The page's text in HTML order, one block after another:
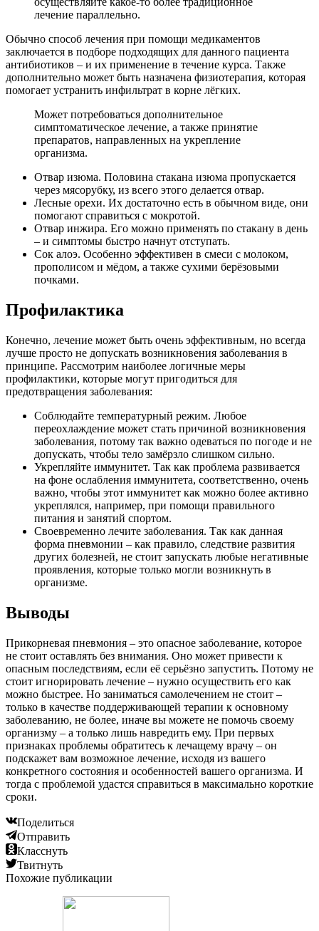
лечение параллельно.
Обычно способ лечения при помощи медикаментов
заключается в подборе подходящих для данного пациента
антибиотиков – и их применение в течение курса. Также
дополнительно может быть назначена физиотерапия, которая
помогает устранить инфильтрат в корне лёгких.
Может потребоваться дополнительное
симптоматическое лечение, а также принятие
препаратов, направленных на укрепление
организма.
Отвар изюма. Половина стакана изюма пропускается
через мясорубку, из всего этого делается отвар.
Лесные орехи. Их достаточно есть в обычном виде, они
помогают справиться с мокротой.
Отвар инжира. Его можно применять по стакану в день
– и симптомы быстро начнут отступать.
Сок алоэ. Особенно эффективен в смеси с молоком,
прополисом и мёдом, а также сухими берёзовыми
почками.
Профилактика
Конечно, лечение может быть очень эффективным, но всегда
лучше просто не допускать возникновения заболевания в
принципе. Рассмотрим наиболее логичные меры
профилактики, которые могут пригодиться для
предотвращения заболевания:
Соблюдайте температурный режим. Любое
переохлаждение может стать причиной возникновения
заболевания, потому так важно одеваться по погоде и не
допускать, чтобы тело замёрзло слишком сильно.
Укрепляйте иммунитет. Так как проблема развивается
на фоне ослабления иммунитета, соответственно, очень
важно, чтобы этот иммунитет как можно более активно
укреплялся, например, при помощи правильного
питания и занятий спортом.
Своевременно лечите заболевания. Так как данная
форма пневмонии – как правило, следствие развития
других болезней, не стоит запускать любые негативные
проявления, которые только могли возникнуть в
организме.
Выводы
Прикорневая пневмония – это опасное заболевание, которое
не стоит оставлять без внимания. Оно может привести к
опасным последствиям, если её серьёзно запустить. Потому не
стоит игнорировать лечение – нужно осуществить его как
можно быстрее. Но заниматься самолечением не стоит –
только в качестве поддерживающей терапии к основному
заболеванию, не более, иначе вы можете не помочь своему
организму – а только лишь навредить ему. При первых
признаках проблемы обратитесь к лечащему врачу – он
подскажет вам возможное лечение, исходя из вашего
конкретного состояния и особенностей вашего организма. И
тогда с проблемой удастся справиться в максимально короткие
сроки.
Поделиться
Отправить
Класснуть
Твитнуть
Похожие публикации